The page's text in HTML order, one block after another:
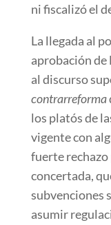
ni fiscalizó el
La llegada al
aprobación de
al discurso
contrarreforma
los platós de
vigente con
fuerte rechazo
concertada,
subvenciones
asumir